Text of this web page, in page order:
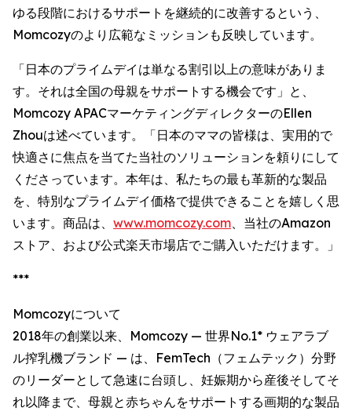
ゆる段階におけるサポートを継続的に改善するという、
Momcozyのより広範なミッションも反映しています。
「日本のプライムデイは単なる割引以上の意味がありま
す。それは全国の母親をサポートする機会です」と、
Momcozy APACマーケティングディレクターのEllen
Zhouは述べています。「日本のママの皆様は、実用的で
快適さに焦点を当てた当社のソリューションを頼りにして
くださっています。本年は、私たちの最も革新的な製品
を、特別なプライムデイ価格で提供できることを嬉しく思
います。商品は、 www.momcozy.com、当社のAmazon
ストア、および公式楽天市場店でご購入いただけます。」
***
Momcozyについて
2018年の創業以来、Momcozy — 世界No.1* ウェアラブ
ル搾乳機ブランド — は、FemTech（フェムテック）分野
のリーダーとして急速に台頭し、妊娠期から産後そしてそ
れ以降まで、母親と赤ちゃんをサポートする画期的な製品